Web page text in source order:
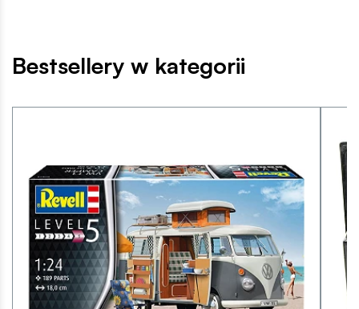
Bestsellery w kategorii